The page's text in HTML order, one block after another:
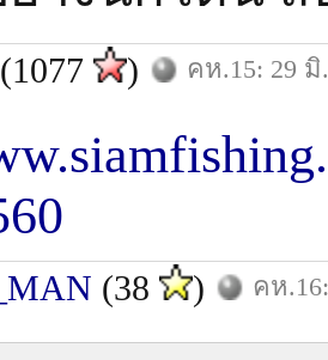
(1077 ) คห.15: 29 มิ
(38 ) คห